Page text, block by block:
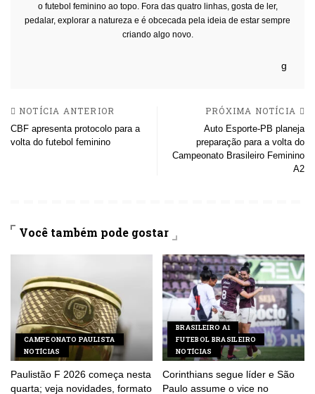
o futebol feminino ao topo. Fora das quatro linhas, gosta de ler,
pedalar, explorar a natureza e é obcecada pela ideia de estar sempre
criando algo novo.
NOTÍCIA ANTERIOR
CBF apresenta protocolo para a
volta do futebol feminino
PRÓXIMA NOTÍCIA
Auto Esporte-PB planeja
preparação para a volta do
Campeonato Brasileiro Feminino
A2
Você também pode gostar
CAMPEONATO PAULISTA
NOTÍCIAS
Paulistão F 2026 começa nesta
quarta; veja novidades, formato
BRASILEIRO A1
FUTEBOL BRASILEIRO
NOTÍCIAS
Corinthians segue líder e São
Paulo assume o vice no